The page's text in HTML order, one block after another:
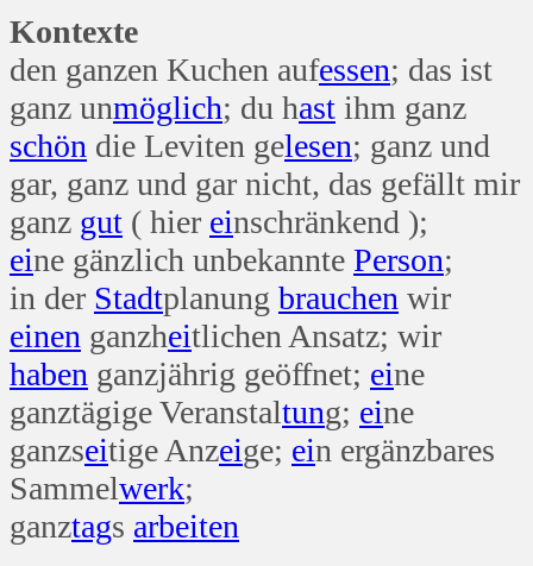
Kontexte
den ganzen Kuchen aufessen; das ist
ganz unmöglich; du hast ihm ganz
schön die Leviten gelesen; ganz und
gar, ganz und gar nicht, das gefällt mir
ganz gut ( hier einschränkend );
eine gänzlich unbekannte Person;
in der Stadtplanung brauchen wir
einen ganzheitlichen Ansatz; wir
haben ganzjährig geöffnet; eine
ganztägige Veranstaltung; eine
ganzseitige Anzeige; ein ergänzbares
Sammelwerk;
ganztags arbeiten